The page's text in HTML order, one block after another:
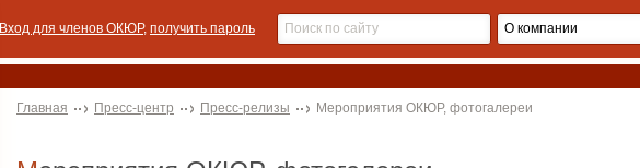
Вход для членов ОКЮР, получить пароль
Главная Пресс-центр Пресс-релизы Мероприятия ОКЮР, фотогалереи